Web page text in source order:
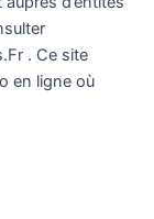
. Ce site
en ligne où